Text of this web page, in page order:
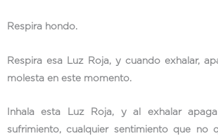
Respira hondo.
Respira esa Luz Roja, y cuando exhalar,
molesta en este momento.
Inhala esta Luz Roja, y al exhalar
sufrimiento, cualquier sentimiento que no